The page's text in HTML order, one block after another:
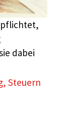
dabei
,Steuern